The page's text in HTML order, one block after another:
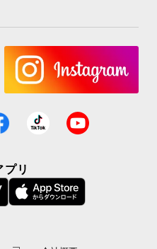
プリ